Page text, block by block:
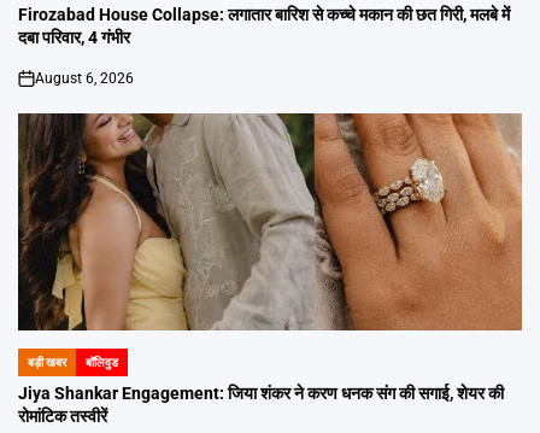
IN
Firozabad House Collapse: लगातार बारिश से कच्चे मकान की छत गिरी, मलबे में
दबा परिवार, 4 गंभीर
on
August 6, 2026
POSTED
IN
बड़ी खबर बॉलिवुड
Jiya Shankar Engagement: जिया शंकर ने करण धनक संग की सगाई, शेयर की
रोमांटिक तस्वीरें